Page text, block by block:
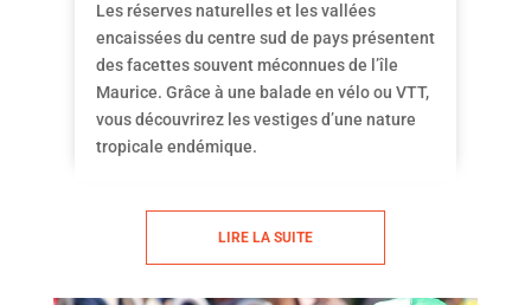
Les réserves naturelles et les vallées
encaissées du centre sud de pays présentent
des facettes souvent méconnues de l’île
Maurice. Grâce à une balade en vélo ou VTT,
vous découvrirez les vestiges d’une nature
tropicale endémique.
LIRE LA SUITE